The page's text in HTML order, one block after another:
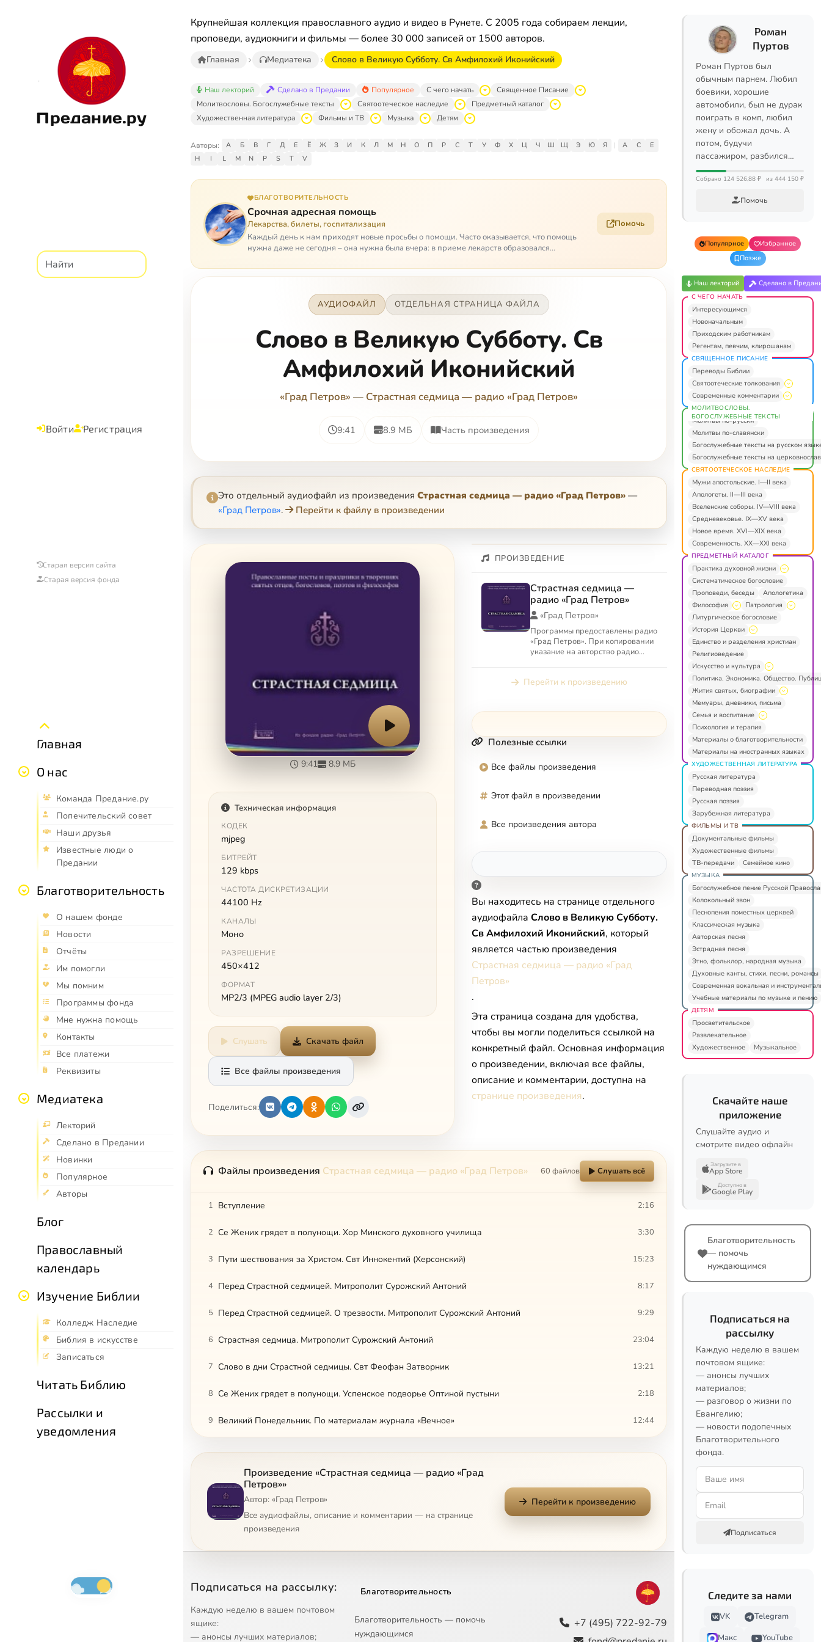
Предание.ру
Войти Регистрация
Старая версия сайта
Старая версия фонда
Главная
О нас
Команда Предание.ру
Попечительский совет
Наши друзья
Известные люди о
Предании
Благотворительность
О нашем фонде
Новости
Отчёты
Им помогли
Мы помним
Программы фонда
Мне нужна помощь
Контакты
Все платежи
Реквизиты
Медиатека
Лекторий
Сделано в Предании
Новинки
Популярное
Авторы
Блог
Православный
календарь
Изучение Библии
Колледж Наследие
Библия в искусстве
Записаться
Читать Библию
Рассылки и
уведомления
Крупнейшая коллекция православного аудио и видео в Рунете. С 2005 года собираем лекции,
проповеди, аудиокниги и фильмы — более 30 000 записей от 1500 авторов.
Главная Медиатека Слово в Великую Субботу. Св Амфилохий Иконийский
Наш лекторий Сделано в Предании Популярное С чего начать
Священное Писание
Молитвословы. Богослужебные тексты
Святоотеческое наследие
Предметный каталог
Художественная литература
Фильмы и ТВ Музыка Детям
Авторы: А Б В Г Д Е Ё Ж З И К Л М Н О П Р С Т У Ф Х Ц Ч Ш Щ Э Ю Я | A C
E
H
I L M N P S T V
БЛАГОТВОРИТЕЛЬНОСТЬ
Срочная адресная помощь
Лекарства, билеты, госпитализация
Каждый день к нам приходят новые просьбы о помощи. Часто оказывается, что помощь
нужна даже не сегодня – она нужна была вчера: в приеме лекарств образовался
Помочь
АУДИОФАЙЛ ОТДЕЛЬНАЯ СТРАНИЦА ФАЙЛА
Слово в Великую Субботу. Св
Амфилохий Иконийский
«Град Петров» — Страстная седмица — радио «Град Петров»
9:41 8.9 МБ Часть произведения
Это отдельный аудиофайл из произведения Страстная седмица — радио «Град Петров» —
«Град Петров». Перейти к файлу в произведении
9:41 8.9 МБ
Техническая информация
КОДЕК
mjpeg
БИТРЕЙТ
129 kbps
ЧАСТОТА ДИСКРЕТИЗАЦИИ
44100 Hz
КАНАЛЫ
Моно
РАЗРЕШЕНИЕ
450×412
ФОРМАТ
MP2/3 (MPEG audio layer 2/3)
Слушать Скачать файл
Все файлы произведения
Поделиться:
ПРОИЗВЕДЕНИЕ
Страстная седмица —
радио «Град Петров»
«Град Петров»
Программы предоставлены радио
«Град Петров». При копировании
указание на авторство радио
Перейти к произведению
Полезные ссылки
Все файлы произведения
Этот файл в произведении
Все произведения автора
Вы находитесь на странице отдельного
аудиофайла Слово в Великую Субботу.
Св Амфилохий Иконийский, который
является частью произведения
Страстная седмица — радио «Град
Петров»
.
Эта страница создана для удобства,
чтобы вы могли поделиться ссылкой на
конкретный файл. Основная информация
о произведении, включая все файлы,
описание и комментарии, доступна на
странице произведения.
Файлы произведения Страстная седмица — радио «Град Петров» 60 файлов Слушать всё
1 Вступление 2:16
2 Се Жених грядет в полунощи. Хор Минского духовного училища 3:30
3 Пути шествования за Христом. Свт Иннокентий (Херсонский) 15:23
4 Перед Страстной седмицей. Митрополит Сурожский Антоний 8:17
5 Перед Страстной седмицей. О трезвости. Митрополит Сурожский Антоний 9:29
6 Страстная седмица. Митрополит Сурожский Антоний 23:04
7 Слово в дни Страстной седмицы. Свт Феофан Затворник 13:21
8 Се Жених грядет в полунощи. Успенское подворье Оптиной пустыни 2:18
9 Великий Понедельник. По материалам журнала «Вечное» 12:44
Великая Среда. По материалам журнала «Вечное»
Слово на песнь Се Жених грядет в полунощи. Св Иоанн Кронштадтский 11:00
Беседа в Великий Понедельник. Св Иоанн Кронштадтский
14 О песнопении Чертог Твой вижду.Свт Иннокентий Херсонский 19:00
3:14
16 Слово об Иосифе Прекрасном. Свт Иннокентий Херсонский 13:38
17 Чертог Твой. Успенское подворье Оптиной пустыни 1:37
Произведение «Страстная седмица — радио «Град
Петров»»
Автор: «Град Петров»
Все аудиофайлы, описание и комментарии — на странице
произведения
Перейти к произведению
Подписаться на рассылку:
Каждую неделю в вашем почтовом
ящике:
— анонсы лучших материалов;
Благотворительность
Благотворительность — помочь
нуждающимся
+7 (495) 722-92-79
Роман
Пуртов
Роман Пуртов был
обычным парнем. Любил
боевики, хорошие
автомобили, был не дурак
поиграть в комп, любил
жену и обожал дочь. А
потом, будучи
пассажиром, разбился…
Собрано 124 526,88 ₽ из 444 150 ₽
Помочь
Популярное
Избранное
Позже
Наш лекторий Сделано в
С ЧЕГО НАЧАТЬ
Интересующимся
Новоначальным
Приходским работникам
Регентам, певчим, клирошанам
СВЯЩЕННОЕ ПИСАНИЕ
Переводы Библии
Святоотеческие толкования
Современные комментарии
МОЛИТВОСЛОВЫ.
БОГОСЛУЖЕБНЫЕ ТЕКСТЫ
Молитвы по-русски
Молитвы по-славянски
Богослужебные тексты на русском
Богослужебные тексты на
СВЯТООТЕЧЕСКОЕ НАСЛЕДИЕ
Мужи апостольские. I—II века
Апологеты. II—III века
Вселенские соборы. IV—VIII века
Средневековье. IX—XV века
Новое время. XVI—XIX века
Современность. XX—XXI века
ПРЕДМЕТНЫЙ КАТАЛОГ
Практика духовной жизни
Систематическое богословие
Проповеди, беседы
Апологетика
Философия
Патрология
Литургическое богословие
История Церкви
Единство и разделения христиан
Религиоведение
Искусство и культура
Политика. Экономика. Общество.
Жития святых, биографии
Мемуары, дневники, письма
Семья и воспитание
Психология и терапия
Материалы о благотворительности
Материалы на иностранных языках
ХУДОЖЕСТВЕННАЯ ЛИТЕРАТУРА
Русская литература
Переводная поэзия
Русская поэзия
Зарубежная литература
ФИЛЬМЫ И ТВ
Документальные фильмы
Художественные фильмы
ТВ-передачи
Семейное кино
МУЗЫКА
Богослужебное пение Русской
Колокольный звон
Песнопения поместных церквей
Классическая музыка
Авторская песня
Эстрадная песня
Этно, фольклор, народная музыка
Духовные канты, стихи, песни, романсы
Современная вокальная и
Учебные материалы по музыке и пению
ДЕТЯМ
Просветительское
Развлекательное
Художественное
Музыкальное
Скачайте наше
приложение
Слушайте аудио и
смотрите видео офлайн
Загрузите в
App Store
Доступно в
Google Play
Благотворительность
— помочь
нуждающимся
Подписаться на
рассылку
Каждую неделю в вашем
почтовом ящике:
— анонсы лучших
материалов;
— разговор о жизни по
Евангелию;
— новости подопечных
Благотворительного
фонда.
Подписаться
Следите за нами
VK
Telegram
Макс
YouTube